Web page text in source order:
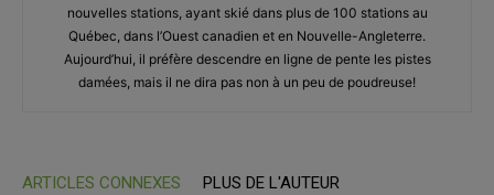
nouvelles stations, ayant skié dans plus de 100 stations au
Québec, dans l’Ouest canadien et en Nouvelle-Angleterre.
Aujourd’hui, il préfère descendre en ligne de pente les pistes
damées, mais il ne dira pas non à un peu de poudreuse!
ARTICLES CONNEXES PLUS DE L'AUTEUR